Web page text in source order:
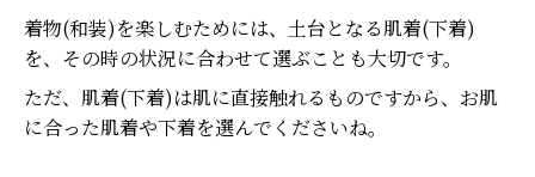
着物(和装)を楽しむためには、土台となる肌着(下着)
を、その時の状況に合わせて選ぶことも大切です。
ただ、肌着(下着)は肌に直接触れるものですから、お肌
に合った肌着や下着を選んでくださいね。